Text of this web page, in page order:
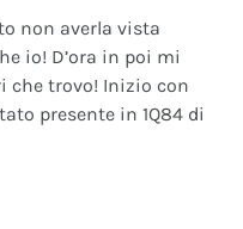
non averla vista
io! D’ora in poi mi
trovo! Inizio con
presente in 1Q84 di